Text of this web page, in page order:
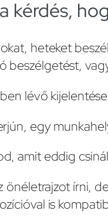
kérdés,
heteket
beszélgetést,
lévő
egy
amit eddig
önéletrajzot írni,
is